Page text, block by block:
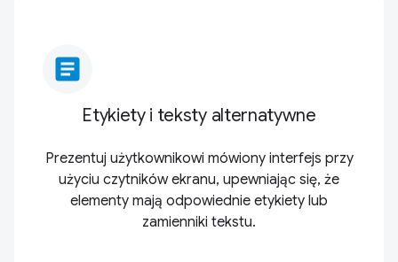
article
Etykiety i teksty alternatywne
Prezentuj użytkownikowi mówiony interfejs przy
użyciu czytników ekranu, upewniając się, że
elementy mają odpowiednie etykiety lub
zamienniki tekstu.